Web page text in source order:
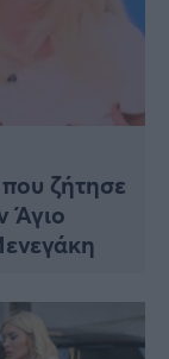
ζήτησε
Άγιο